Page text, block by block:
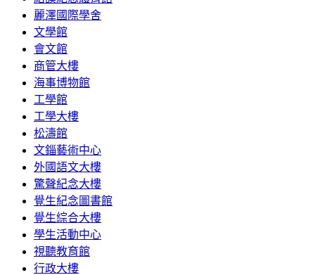
麗澤國際學舍
文學館
會文館
商管大樓
海事博物館
工學館
工學大樓
松濤館
文錙藝術中心
外國語文大樓
驚聲紀念大樓
覺生紀念圖書館
覺生綜合大樓
學生活動中心
視聽教育館
行政大樓